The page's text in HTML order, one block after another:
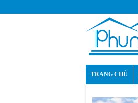
TRANG CHỦ